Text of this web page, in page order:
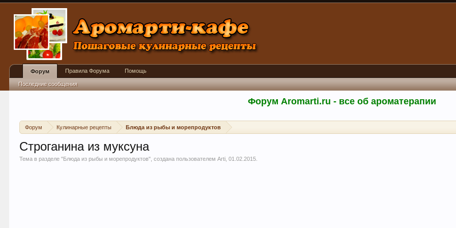
Форум Aromarti.ru - все об ароматерапии
Форум Кулинарные рецепты Блюда из рыбы и морепродуктов
Строганина из муксуна
Тема в разделе "Блюда из рыбы и морепродуктов", создана пользователемArti ,01.02.2015
Форум
Последние сообщения
Правила Форума Помощь